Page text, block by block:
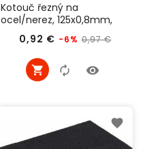
Kotouč řezný na
ocel/nerez, 125x0,8mm,
Extol Premium 8808152
0,92 € Běžná
-6% 0,97 €Cena